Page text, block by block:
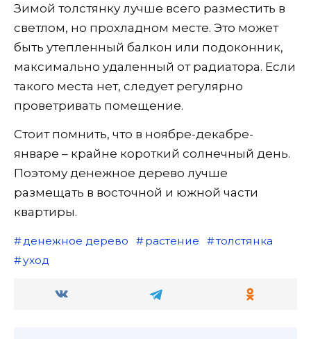
Зимой толстянку лучше всего разместить в
светлом, но прохладном месте. Это может
быть утепленный балкон или подоконник,
максимально удаленный от радиатора. Если
такого места нет, следует регулярно
проветривать помещение.
Стоит помнить, что в ноябре-декабре-
январе – крайне короткий солнечный день.
Поэтому денежное дерево лучше
размещать в восточной и южной части
квартиры.
денежное дерево растение
толстянка
уход